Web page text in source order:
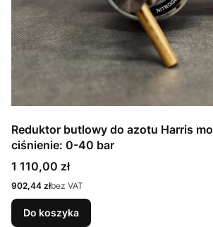
Reduktor butlowy do azotu Harris
ciśnienie: 0-40 bar
Cena
1 110,00 zł
Cena
902,44 złbez VAT
Do koszyka